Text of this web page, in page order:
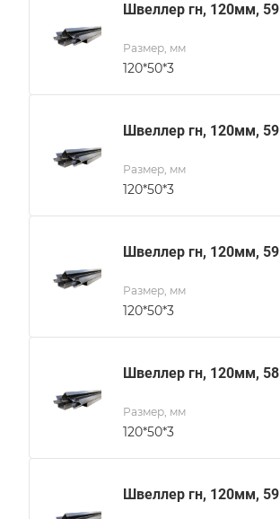
Швеллер гн, 120мм,
Размер, мм
120*50*3
Швеллер гн, 120мм,
Размер, мм
120*50*3
Швеллер гн, 120мм,
Размер, мм
120*50*3
Швеллер гн, 120мм,
Размер, мм
120*50*3
Швеллер гн, 120мм,